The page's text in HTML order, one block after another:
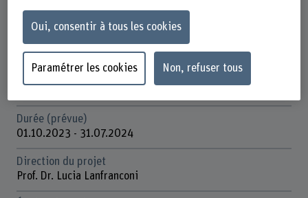
Unité(s) de recherche
Durée (prévue)
01.10.2023 - 31.07.2024
Direction du projet
Prof. Dr. Lucia Lanfranconi
Oui, consentir à tous les cookies
Paramétrer les cookies Non, refuser tous